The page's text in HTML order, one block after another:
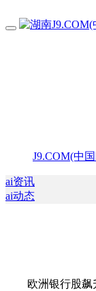
J9.COM(中
ai资讯
ai动态
欧洲银行股飙升